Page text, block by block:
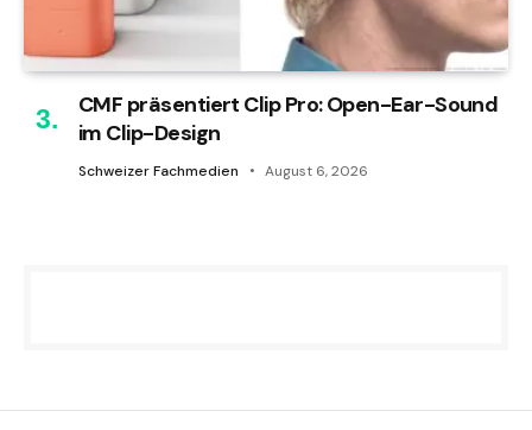
CMF präsentiert Clip Pro: Open-Ear-Sound
im Clip-Design
Schweizer Fachmedien August 6, 2026